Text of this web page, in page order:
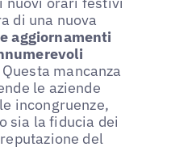
di una nuova
aggiornamenti
Questa mancanza
le aziende
incongruenze,
sia la fiducia dei
del